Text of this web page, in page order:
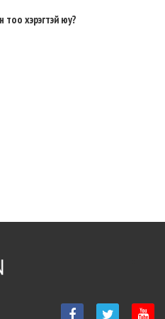
Засгийн газрын тамгаа
авлаа
тоо хэрэгтэй юу?